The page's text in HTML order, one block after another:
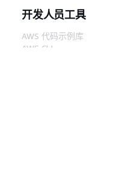
开发人员工具
AWS 代码示例库
AWS CLI